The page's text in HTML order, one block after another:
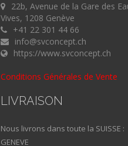
22b, Avenue de la Gare des
Vives, 1208 Genève
+41 22 301 44 66
info@svconcept.ch
https://www.svconcept.ch
Conditions Générales de Vente
LIVRAISON
Nous livrons dans toute la SUISSE :
GENEVE